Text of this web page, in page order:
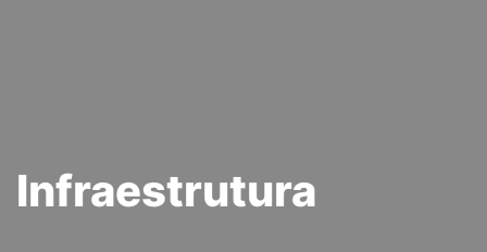
Infraestrutura